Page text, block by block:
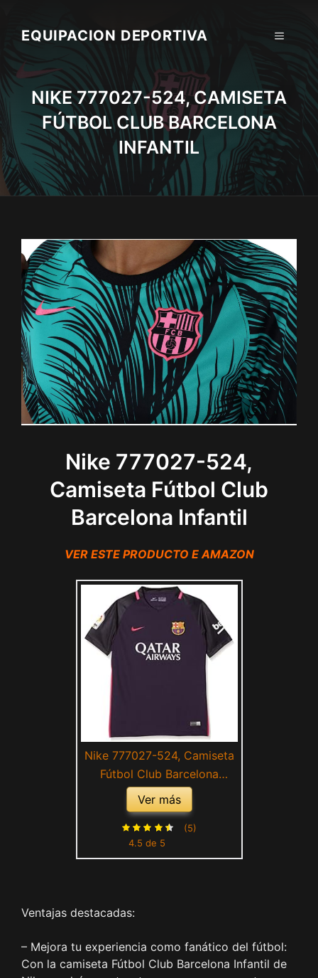
contentEQUIPACION DEPORTIVA MENU
NIKE 777027-524, CAMISETA
FÚTBOL CLUB BARCELONA
INFANTIL
Nike 777027-524,
Camiseta Fútbol Club
Barcelona Infantil
VER ESTE PRODUCTO E AMAZON
Nike 777027-524, Camiseta
Fútbol Club Barcelona
Infantil, Multicolor (Purple
Dynasty/Vivid Pink), Large
Ver más
4.5 de 5
(5)
Ventajas destacadas:
– Mejora tu experiencia como fanático del fútbol:
Con la camiseta Fútbol Club Barcelona Infantil de